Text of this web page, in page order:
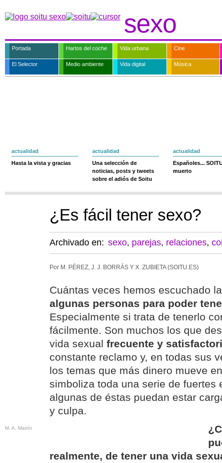
sexo
Portada Hartos del coche Vida urbana Cine
El Selector Medio ambiente Vida digital Música
actualidad
Hasta la vista y gracias
actualidad
Una selección de
noticias, posts y tweets
sobre el adiós de Soitu
actualidad
Españoles...
muerto
¿Es fácil tener sexo?
Archivado en: sexo, parejas, relaciones,
Por M. PÉREZ, J. J. BORRÁS Y X. ZUBIETA (SOITU.ES)
Cuántas veces hemos escuchado
algunas personas para poder
Especialmente si trata de tenerlo
fácilmente. Son muchos los que
vida sexual frecuente y
constante reclamo y, en todas sus
los temas que más dinero mueve
simboliza toda una serie de fuertes
algunas de éstas puedan estar
y culpa.
M. A. Martín
realmente, de tener una vida